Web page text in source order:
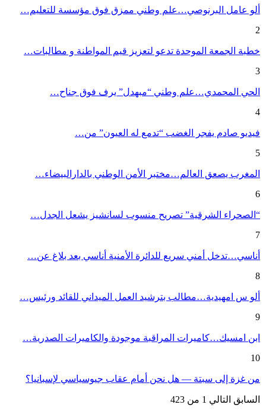
ألو عامل البرنوصي…علم وطني ممزق فوق مؤسسة للتعليم…
2
خطبة الجمعة الموحدة تدعو لتعزيز قيم المواطنة و مطالبات…
3
الحي المحمدي…علم وطني “مبهدل” يرف فوق جناح…
4
فيديو صادم يفجر الغضب “تدمع له العيون” من…
5
المغرب يصعق العالم…مختبر الأمن الوطني بالدارالبيضاء…
6
“الصحراء الشرقية” تصريح منسوب لسانشيز يشعل الجدل…
7
أناسي…تدخل أمني سريع للدائرة الأمنية أناسي بعد بلاغ عن…
8
ألو س امهيدية…مطالب بترشيد العمل الميداني للقائد ورئيس…
9
ابن امسيك…كاميرات المراقبة موجودة والكاميرات الصدرية…
10
من غزة إلى سبتة — هل نحن أمام عقاب جيوسياسي لإسبانيا؟
السابق التالي 1 من 423